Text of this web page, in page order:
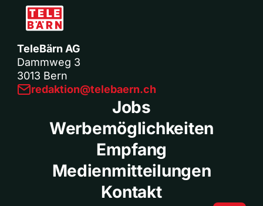
TeleBärn AG
Dammweg 3
3013 Bern
redaktion@telebaern.ch
Jobs
Werbemöglichkeiten
Empfang
Medienmitteilungen
Kontakt